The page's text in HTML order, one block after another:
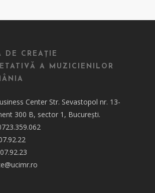
DE CREAȚIE
A MUZICIENILOR
Center Str. Sevastopol nr. 13-
300 B, sector 1, București.